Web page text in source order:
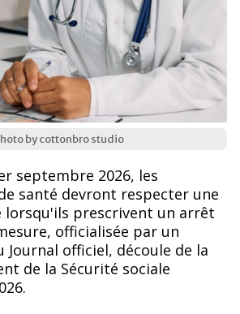
by cottonbro studio
santé devront respecter une
lorsqu'ils prescrivent un arrêt
officialisée par un
Journal officiel, découle de la
de la Sécurité sociale